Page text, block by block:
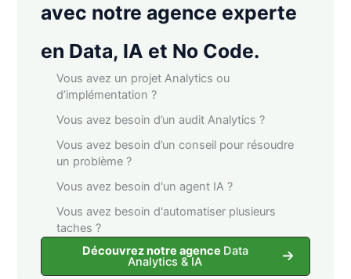
avec notre agence experte
en Data, IA et No Code.
Vous avez un projet Analytics ou
d’implémentation ?
Vous avez besoin d’un audit Analytics ?
Vous avez besoin d’un conseil pour résoudre
un problème ?
Vous avez besoin d'un agent IA ?
Vous avez besoin d'automatiser plusieurs
taches ?
Découvrez notre agence Data
Analytics & IA